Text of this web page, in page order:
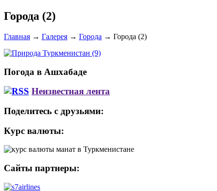
Города (2)
Главная → Галерея → Города → Города (2)
Погода в Ашхабаде
Неизвестная лента
Поделитесь с друзьями:
Курс валюты:
Сайты партнеры: